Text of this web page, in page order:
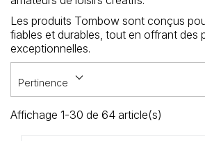
Les produits Tombow sont conçus
fiables et durables, tout en offrant des
exceptionnelles.
Pertinence keyboard_arrow_down
Affichage 1-30 de 64 article(s)